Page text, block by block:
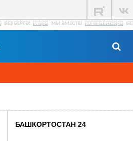
БАШКОРТОСТАН 24